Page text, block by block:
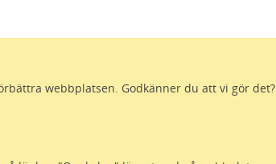
webbplatsen. Godkänner du att vi gör det?